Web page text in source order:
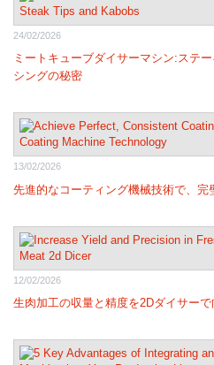
24/02/2026
ミートキューブダイサーマシン:ステ
シングの秘密
13/02/2026
先進的なコーティング機械技術で、完
12/02/2026
生肉加工の収量と精度を2Dダイサーで